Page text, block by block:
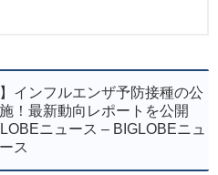
インフルエンザ予防接種の公
！最新動向レポートを公開
ニュース – BIGLOBEニュ
ース